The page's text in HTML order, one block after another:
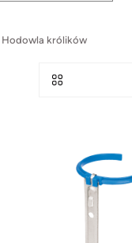
Hodowla królików